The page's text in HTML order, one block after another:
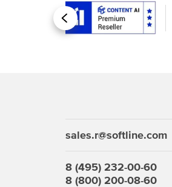
Назад
sales.r@softline.com
8 (495) 232-00-60
8 (800) 200-08-60